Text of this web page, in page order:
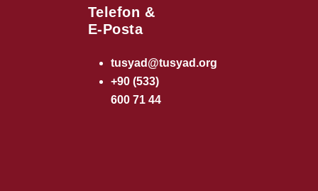
Telefon &
E-Posta
tusyad@tusyad.org
+90 (533)
600 71 44